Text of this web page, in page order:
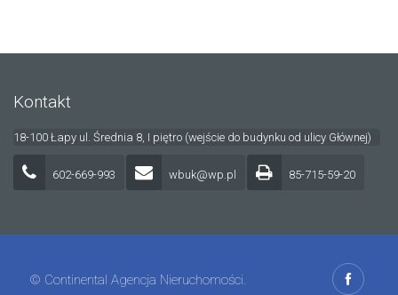
Kontakt
18-100 Łapy ul. Średnia 8, I piętro (wejście do budynku od ulicy Głównej)
602-669-993 wbuk@wp.pl 85-715-59-20
© Continental Agencja Nieruchomości.